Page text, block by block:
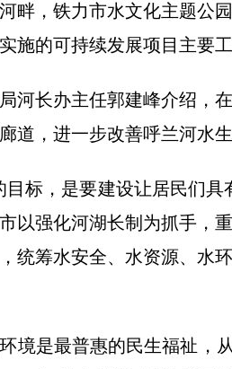
畔，铁力市水文化主题公
施的可持续发展项目主要工
河长办主任郭建峰介绍，
道，进一步改善呼兰河水
目标，是要建设让居民们
以强化河湖长制为抓手，
统筹水安全、水资源、水
境是最普惠的民生福祉，